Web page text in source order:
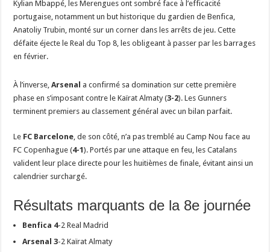
Kylian Mbappé, les Merengues ont sombré face à l’efficacité
portugaise, notamment un but historique du gardien de Benfica,
Anatoliy Trubin, monté sur un corner dans les arrêts de jeu. Cette
défaite éjecte le Real du Top 8, les obligeant à passer par les barrages
en février.
​À l’inverse,Arsenal a confirmé sa domination sur cette première
phase en s’imposant contre le Kaïrat Almaty (3-2). Les Gunners
terminent premiers au classement général avec un bilan parfait.
​Le FC Barcelone , de son côté, n’a pas tremblé au Camp Nou face au
FC Copenhague (4-1). Portés par une attaque en feu, les Catalans
valident leur place directe pour les huitièmes de finale, évitant ainsi un
calendrier surchargé.
​Résultats marquants de la 8e journée
Benfica 4-2 Real Madrid
Arsenal 3-2 Kaïrat Almaty